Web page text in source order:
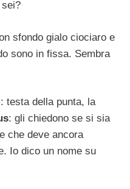
sfondo gialo ciociaro e
sono in fissa. Sembra
testa della punta, la
: gli chiedono se si sia
che deve ancora
Io dico un nome su